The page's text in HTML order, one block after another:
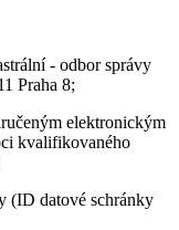
- odbor správy
Praha 8;
elektronickým
kvalifikovaného
(ID datové schránky